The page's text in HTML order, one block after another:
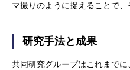
マ撮りのように捉えることで、
研究手法と成果
共同研究グループはこれまで